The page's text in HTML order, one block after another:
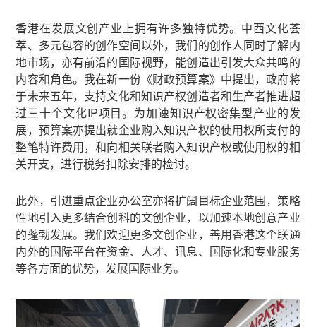
香港在发展文创产业上拥有许多独特优势。中西文化荟
萃、多元包容的创作空间以外，我们的创作人同时了解内
地市场，亦有前沿的国际视野，能创造出引发大众共鸣的
内容和角色。我在新一份《财政预算案》中提出，政府将
于未来五年，支持文化和知识产权创造者和生产者推进超
过三十个文化IP项目。为加速知识产权密集型产业的发
展，预算案亦提出就企业购入知识产权的使用权所支付的
整笔特许费用，和向相关联者购入知识产权或使用权的相
关开支，进行税务扣除安排的检讨。
此外，引进重点企业办公室亦将扩阔目标企业范围，策略
性地引入更多结合创科的文创企业，以加速本地创意产业
的蓬勃发展。我们欢迎更多文创企业，善用香港这个联通
内外的国际平台在资金、人才、讯息、国际化和专业服务
等各方面的优势，发展国际业务。